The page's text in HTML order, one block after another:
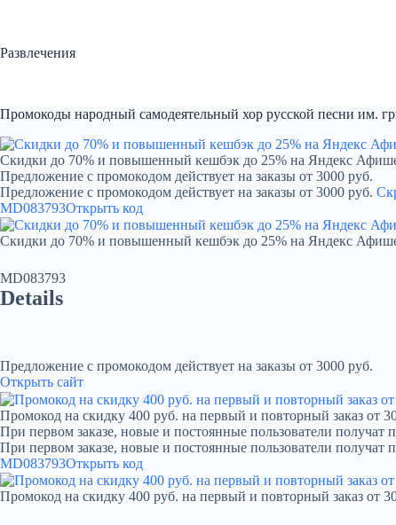
Развлечения
Промокоды народный самодеятельный хор русской песни им.
Скидки до 70% и повышенный кешбэк до 25% на Яндекс
Предложение с промокодом действует на заказы от 3000 руб.
Предложение с промокодом действует на заказы от 3000 руб.
MD083793Открыть код
Скидки до 70% и повышенный кешбэк до 25% на Яндекс
MD083793
Details
Предложение с промокодом действует на заказы от 3000 руб.
Открыть сайт
Промокод на скидку 400 руб. на первый и повторный заказ от
При первом заказе, новые и постоянные пользователи
При первом заказе, новые и постоянные пользователи
MD083793Открыть код
Промокод на скидку 400 руб. на первый и повторный заказ от